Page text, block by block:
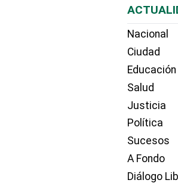
Nacional
Ciudad
Educación
Salud
Justicia
Política
Sucesos
A Fondo
Diálogo